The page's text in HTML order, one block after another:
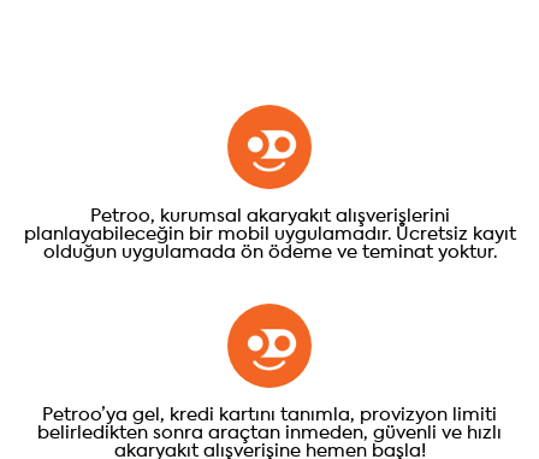
Petroo, kurumsal akaryakıt alışverişlerini
planlayabileceğin bir mobil uygulamadır. Ücretsiz kayıt
olduğun uygulamada ön ödeme ve teminat yoktur.
Petroo’ya gel, kredi kartını tanımla, provizyon limiti
belirledikten sonra araçtan inmeden, güvenli ve hızlı
akaryakıt alışverişine hemen başla!